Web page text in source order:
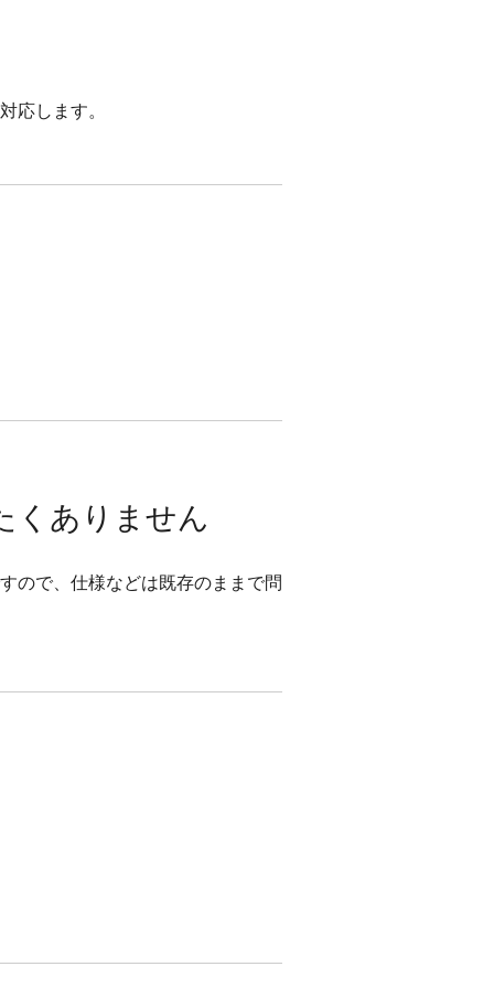
応します。
くありません
ので、仕様などは既存のままで問